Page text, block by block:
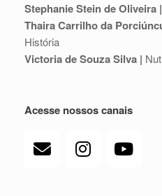
Stephanie Stein de Oliveira |
Thaira Carrilho da
História
Victoria de Souza Silva |
Acesse nossos canais